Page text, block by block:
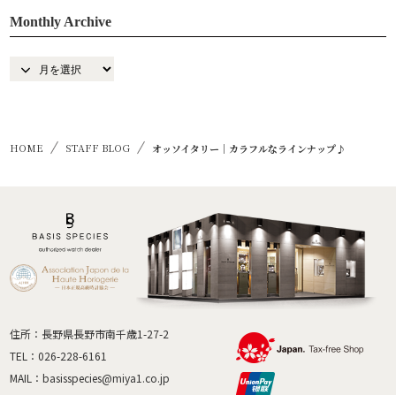
Monthly Archive
HOME STAFF BLOG オッソイタリー｜カラフルなラインナップ♪
住所：長野県長野市南千歳1-27-2
TEL： 026-228-6161
MAIL： basisspecies@miya1.co.jp